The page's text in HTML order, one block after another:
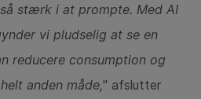
stærk i at prompte. Med AI
vi pludselig at se en
reducere consumption og
anden måde," afslutter